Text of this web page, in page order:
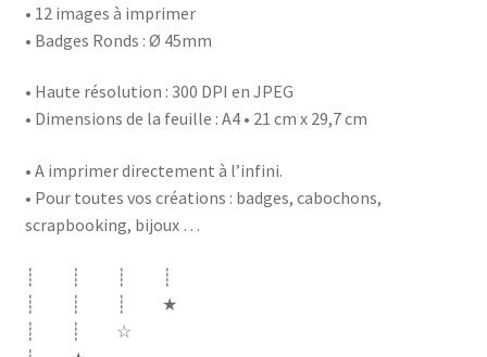
• 12 images à imprimer
• Badges Ronds : Ø 45mm
• Haute résolution : 300 DPI en JPEG
• Dimensions de la feuille : A4 • 21 cm x 29,7 cm
• A imprimer directement à l’infini.
• Pour toutes vos créations : badges, cabochons,
scrapbooking, bijoux …
┊ ┊ ┊ ┊
┊ ┊ ┊ ★
┊ ┊ ☆